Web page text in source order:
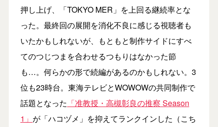
押し上げ、「TOKYO MER」を上回る継続率とな
った。最終回の展開を消化不良に感じる視聴者も
いたかもしれないが、もともと制作サイドにすべ
てのつじつまを合わせるつもりはなかった節
も…。何らかの形で続編があるのかもしれない。3
位も23時台。東海テレビとWOWOWの共同制作で
話題となった 「准教授・高槻彰良の推察 Season
1」 が「ハコヅメ」を抑えてランクインした（こち